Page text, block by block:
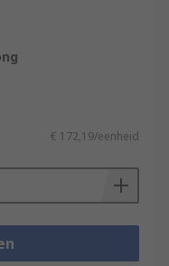
€ 172,19/eenheid